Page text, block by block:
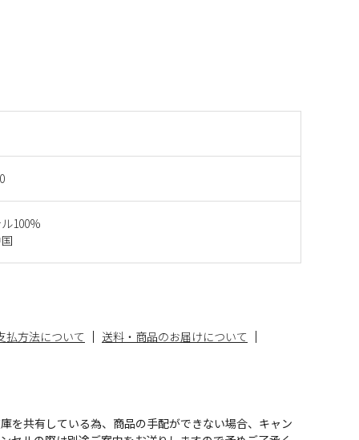
100%
払方法について 送料・商品のお届けについて
を共有している為、商品の手配ができない場合、キャン